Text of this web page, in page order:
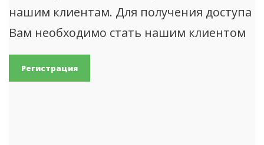
нашим клиентам. Для получения доступа
Вам необходимо стать нашим клиентом
Регистрация